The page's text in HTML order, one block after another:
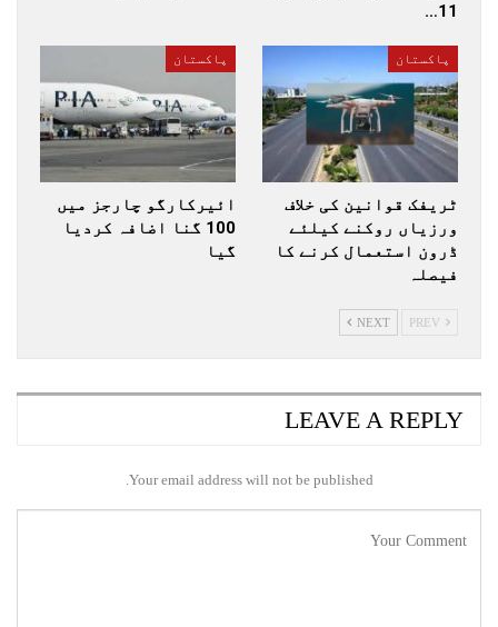
11…
پاکستان
ٹریفک قوانین کی خلاف
ورزیاں روکنے کیلئے
ڈرون استعمال کرنے کا
فیصلہ
پاکستان
ائیرکارگو چارجز میں
100 گنا اضافہ کردیا
گیا
NEXT
LEAVE A REPLY
Your email address will not be published.